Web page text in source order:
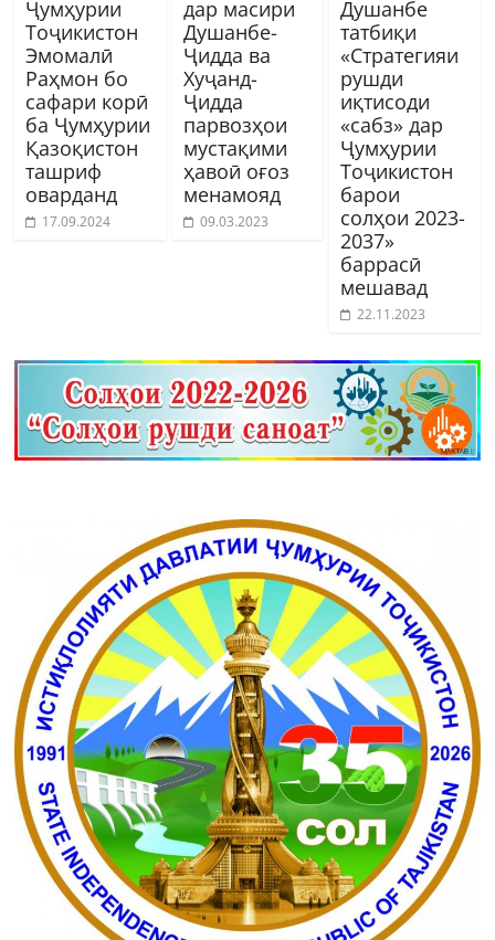
Ҷумҳурии
Тоҷикистон
Эмомалӣ
Раҳмон бо
сафари корӣ
ба Ҷумҳурии
Қазоқистон
ташриф
оварданд
17.09.2024
дар масири
Душанбе-
Ҷидда ва
Хуҷанд-
Ҷидда
парвозҳои
мустақими
ҳавоӣ оғоз
менамояд
09.03.2023
Душанбе
татбиқи
«Стратегияи
рушди
иқтисоди
«сабз» дар
Ҷумҳурии
Тоҷикистон
барои
солҳои 2023-
2037»
баррасӣ
мешавад
22.11.2023